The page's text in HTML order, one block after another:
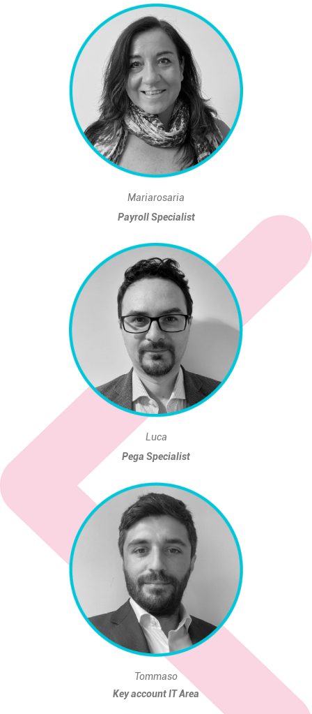
Mariarosaria
Payroll Specialist
Luca
Pega Specialist
Tommaso
Key account IT Area